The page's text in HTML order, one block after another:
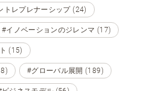
トレプレナーシップ (24)
#イノベーションのジレンマ (17)
(15)
#グローバル展開 (189)